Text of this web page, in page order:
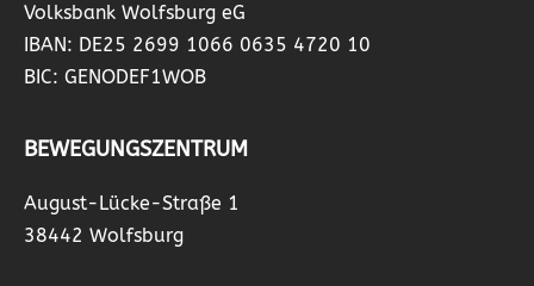
Volksbank Wolfsburg eG
IBAN: DE25 2699 1066 0635 4720 10
BIC: GENODEF1WOB
BEWEGUNGSZENTRUM
August-Lücke-Straße 1
38442 Wolfsburg